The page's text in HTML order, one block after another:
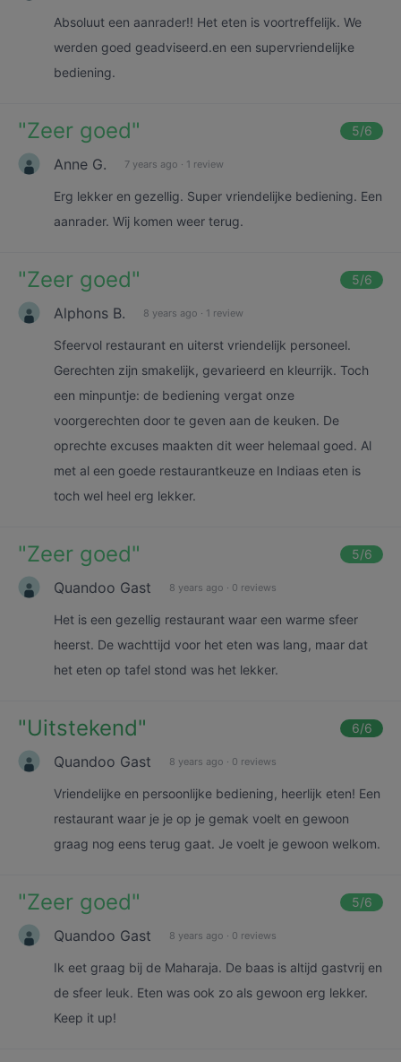
Absoluut een aanrader!! Het eten is voortreffelijk. We
werden goed geadviseerd.en een supervriendelijke
bediening.
"Zeer goed" 5/6
Anne G. 7 years ago · 1 review
Erg lekker en gezellig. Super vriendelijke bediening. Een
aanrader. Wij komen weer terug.
"Zeer goed" 5/6
Alphons B. 8 years ago · 1 review
Sfeervol restaurant en uiterst vriendelijk personeel.
Gerechten zijn smakelijk, gevarieerd en kleurrijk. Toch
een minpuntje: de bediening vergat onze
voorgerechten door te geven aan de keuken. De
oprechte excuses maakten dit weer helemaal goed. Al
met al een goede restaurantkeuze en Indiaas eten is
toch wel heel erg lekker.
"Zeer goed" 5/6
Quandoo Gast 8 years ago · 0 reviews
Het is een gezellig restaurant waar een warme sfeer
heerst. De wachttijd voor het eten was lang, maar dat
het eten op tafel stond was het lekker.
"Uitstekend" 6/6
Quandoo Gast 8 years ago · 0 reviews
Vriendelijke en persoonlijke bediening, heerlijk eten! Een
restaurant waar je je op je gemak voelt en gewoon
graag nog eens terug gaat. Je voelt je gewoon welkom.
"Zeer goed" 5/6
Quandoo Gast 8 years ago · 0 reviews
Ik eet graag bij de Maharaja. De baas is altijd gastvrij en
de sfeer leuk. Eten was ook zo als gewoon erg lekker.
Keep it up!